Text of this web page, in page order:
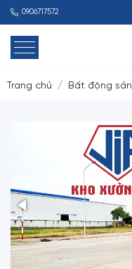
0906717572
Trang chủ Bất động